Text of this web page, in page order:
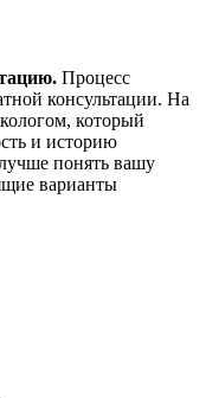
Процесс
консультации. На
который
и историю
понять вашу
варианты